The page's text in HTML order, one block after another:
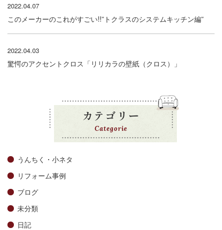
2022.04.07
このメーカーのこれがすごい!!”トクラスのシステムキッチン編”
2022.04.03
驚愕のアクセントクロス「リリカラの壁紙（クロス）」
カテゴリー
Categorie
うんちく・小ネタ
リフォーム事例
ブログ
未分類
日記